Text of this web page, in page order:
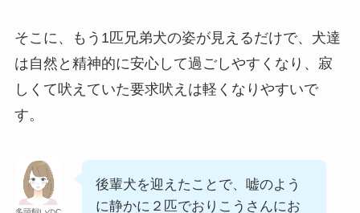
そこに、もう1匹兄弟犬の姿が見えるだけで、犬達
は自然と精神的に安心して過ごしやすくなり、寂
しくて吠えていた要求吠えは軽くなりやすいで
す。
後輩犬を迎えたことで、嘘のよう
に静かに２匹でおりこうさんにお